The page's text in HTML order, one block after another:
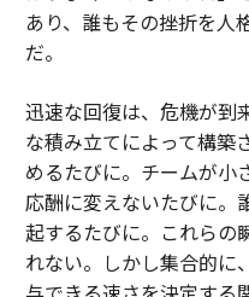
あり、誰もその挫折を人
だ。
迅速な回復は、危機が到
な積み立てによって構築
めるたびに。チームが小
応酬に変えないたびに。
起するたびに。これらの
れない。しかし集合的に